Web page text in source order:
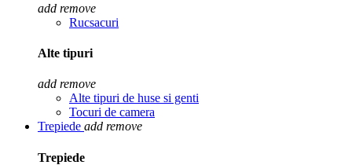
add remove
Rucsacuri
Alte tipuri
add remove
Alte tipuri de huse si genti
Tocuri de camera
Trepiede add remove
Trepiede